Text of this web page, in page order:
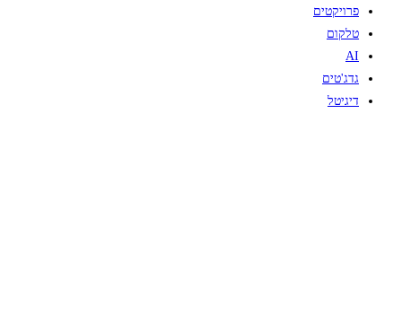
פרויקטים
טלקום
AI
גדג'טים
דיגיטל